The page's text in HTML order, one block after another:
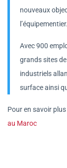
nouveaux
l’équipementier.
Avec 900
grands sites
industriels
surface ainsi
Pour en savoir plus
au Maroc